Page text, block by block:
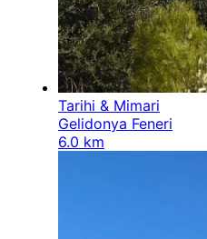
Tarihi & Mimari
Gelidonya Feneri
6.0 km